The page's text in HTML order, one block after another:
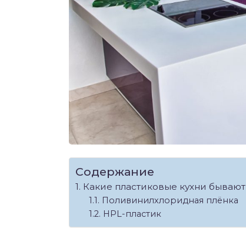
Содержание
Какие пластиковые кухни бывают
Поливинилхлоридная плёнка
HPL-пластик